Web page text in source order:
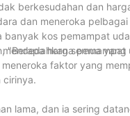
berkesudahan dan
dan meneroka
banyak kos pemampat
semua yang
"Berapa harga pemampat
faktor yang
cirinya.
lama, dan ia sering